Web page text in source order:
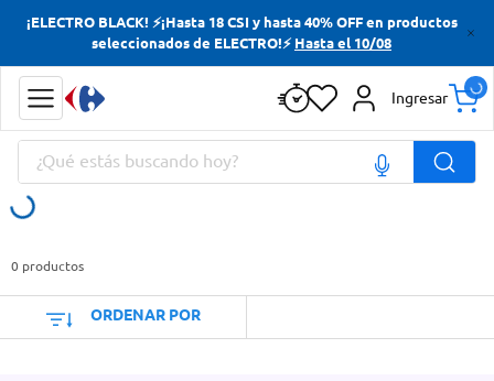
¡ELECTRO BLACK! ⚡¡Hasta 18 CSI y hasta 40% OFF en productos
seleccionados de ELECTRO!⚡ Hasta el 10/08
Ingresar
¿Qué estás buscando hoy?
0 productos
ORDENAR POR
Términos más buscados
Yerba
Cerveza
Doves
Términos más buscados
Yerba
Cerveza
Doves